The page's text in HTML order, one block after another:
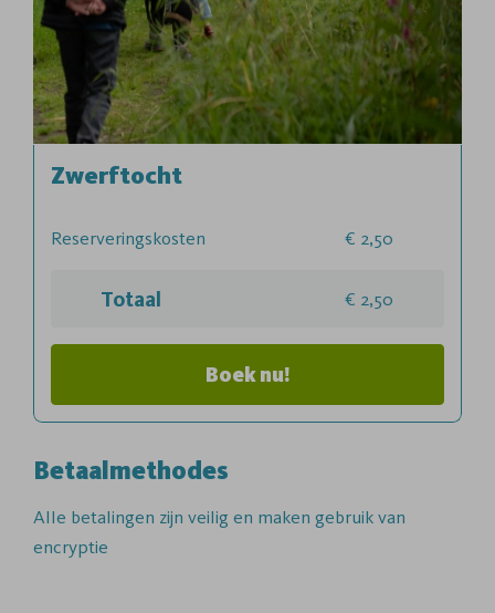
Zwerftocht
Reserveringskosten 2,50
Totaal 2,50
Boek nu!
Betaalmethodes
Alle betalingen zijn veilig en maken gebruik van
encryptie